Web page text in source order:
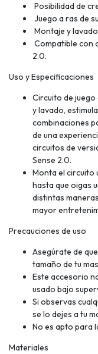
Posibilidad de
Juego a ras de
Montaje y
Compatible con
2.0.
Uso y Especificaciones
Circuito de
y lavado,
combinaciones
de una
circuitos de
Sense 2.0.
Monta el circuito
hasta que oigas
distintas
mayor
Precauciones de uso
Asegúrate de
tamaño de tu
Este accesorio
usado bajo
Si observas
se lo dejes a tu
No es apto para
Materiales